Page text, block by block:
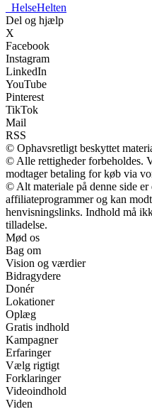
HelseHelten
Del og hjælp
X
Facebook
Instagram
LinkedIn
YouTube
Pinterest
TikTok
Mail
RSS
© Ophavsretligt beskyttet
© Alle rettigheder forbeholdes.
modtager betaling for køb via
© Alt materiale på denne side
affiliateprogrammer og kan
henvisningslinks. Indhold må
tilladelse.
Mød os
Bag om
Vision og værdier
Bidragydere
Donér
Lokationer
Oplæg
Gratis indhold
Kampagner
Erfaringer
Vælg rigtigt
Forklaringer
Videoindhold
Viden